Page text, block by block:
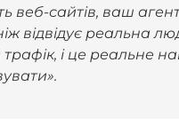
веб-сайтів, ваш
відвідує реальна
трафік, і це реальне